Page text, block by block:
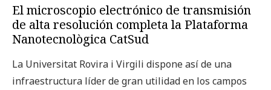
El microscopio electrónico de transmisión
de alta resolución completa la Plataforma
Nanotecnològica CatSud
La Universitat Rovira i Virgili dispone así de una
infraestructura líder de gran utilidad en los campos